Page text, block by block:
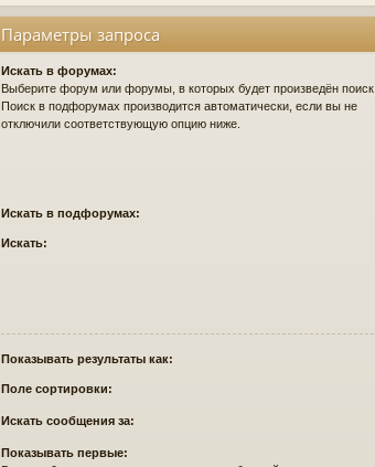
Параметры запроса
Искать в форумах:
Выберите форум или форумы, в которых будет произведён поиск.
Поиск в подфорумах производится автоматически, если вы не
отключили соответствующую опцию ниже.
Искать в подфорумах:
Искать:
Показывать результаты как:
Поле сортировки:
Искать сообщения за:
Показывать первые: